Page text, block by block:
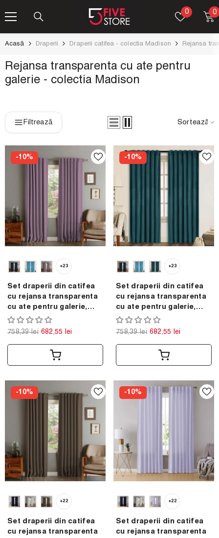
0 0
0
Acasă Draperii Draperii catifea - colectia Madison Rejansa
Rejansa transparenta cu ate pentru
galerie - colectia Madison
Filtrează Sortează
-10%
+23
Set draperii din catifea
cu rejansa transparenta
cu ate pentru galerie,
Madison, densitate 700
g/ml, Violet, 2 buc
758,39 lei 682,55 lei
-10%
+23
Set draperii din catifea
cu rejansa transparenta
cu ate pentru galerie,
Madison, densitate 700
g/ml, Turcoaz, 2 buc
758,39 lei 682,55 lei
-10%
+22
Set draperii din catifea
cu rejansa transparenta
-10%
+22
Set draperii din catifea
cu rejansa transparenta